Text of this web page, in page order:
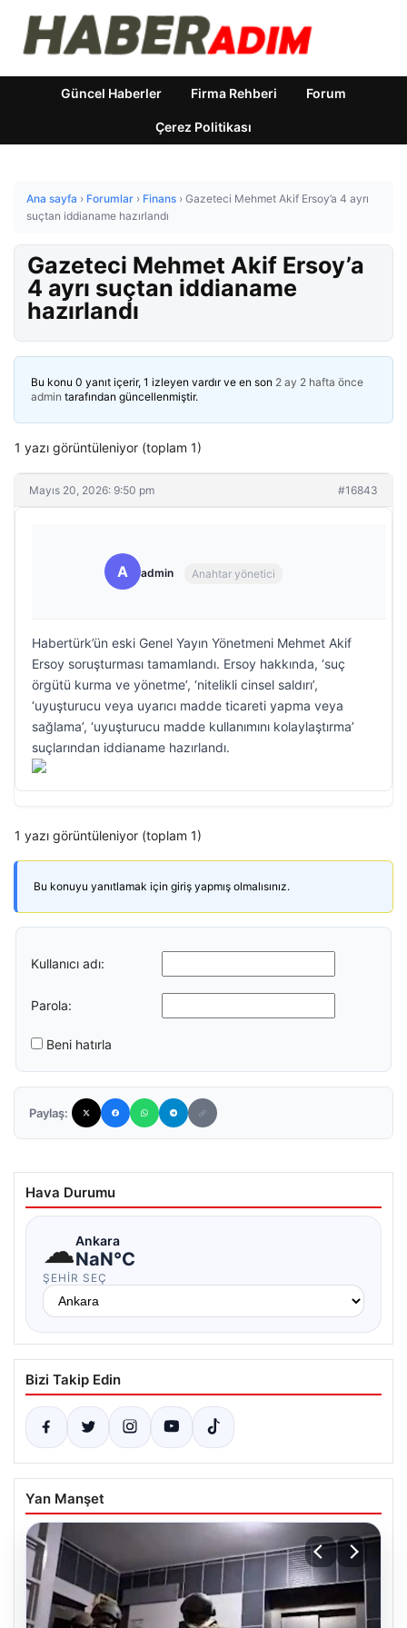
Güncel Haberler Firma Rehberi Forum
Çerez Politikası
Ana sayfa › Forumlar › Finans › Gazeteci Mehmet Akif Ersoy’a 4 ayrı
suçtan iddianame hazırlandı
Gazeteci Mehmet Akif Ersoy’a
4 ayrı suçtan iddianame
hazırlandı
Bu konu 0 yanıt içerir, 1 izleyen vardır ve en son 2 ay 2 hafta önce
admin tarafından güncellenmiştir.
1 yazı görüntüleniyor (toplam 1)
Mayıs 20, 2026: 9:50 pm #16843
A admin Anahtar yönetici
Habertürk’ün eski Genel Yayın Yönetmeni Mehmet Akif
Ersoy soruşturması tamamlandı. Ersoy hakkında, ‘suç
örgütü kurma ve yönetme’, ‘nitelikli cinsel saldırı’,
‘uyuşturucu veya uyarıcı madde ticareti yapma veya
sağlama’, ‘uyuşturucu madde kullanımını kolaylaştırma’
suçlarından iddianame hazırlandı.
1 yazı görüntüleniyor (toplam 1)
Bu konuyu yanıtlamak için giriş yapmış olmalısınız.
Kullanıcı adı:
Parola:
Beni hatırla
Paylaş:
Hava Durumu
☁Ankara
NaN°C
ŞEHIR SEÇ
Bizi Takip Edin
Yan Manşet